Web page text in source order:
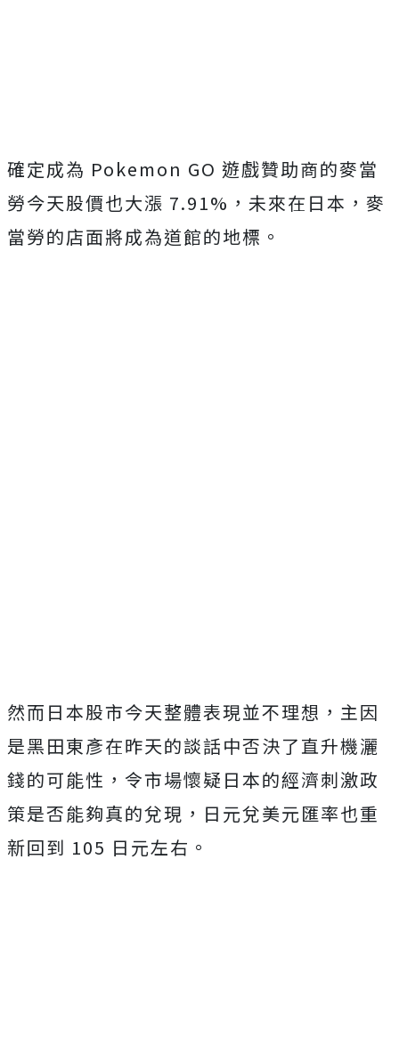
確定成為 Pokemon GO 遊戲贊助商的麥當
勞今天股價也大漲 7.91%，未來在日本，麥
當勞的店面將成為道館的地標。
然而日本股市今天整體表現並不理想，主因
是黑田東彥在昨天的談話中否決了直升機灑
錢的可能性，令市場懷疑日本的經濟刺激政
策是否能夠真的兌現，日元兌美元匯率也重
新回到 105 日元左右。